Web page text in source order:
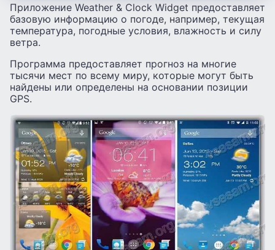
Приложение Weather & Clock Widget предоставляет
базовую информацию о погоде, например, текущая
температура, погодные условия, влажность и силу
ветра.
Программа предоставляет прогноз на многие
тысячи мест по всему миру, которые могут быть
найдены или определены на основании позиции
GPS.